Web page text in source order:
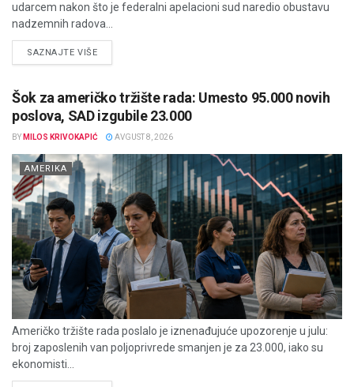
udarcem nakon što je federalni apelacioni sud naredio obustavu
nadzemnih radova...
SAZNAJTE VIŠEDETAILS
Šok za američko tržište rada: Umesto 95.000 novih
poslova, SAD izgubile 23.000
BY MILOS KRIVOKAPIĆ AVGUST 8, 2026
AMERIKA
Američko tržište rada poslalo je iznenađujuće upozorenje u julu:
broj zaposlenih van poljoprivrede smanjen je za 23.000, iako su
ekonomisti...